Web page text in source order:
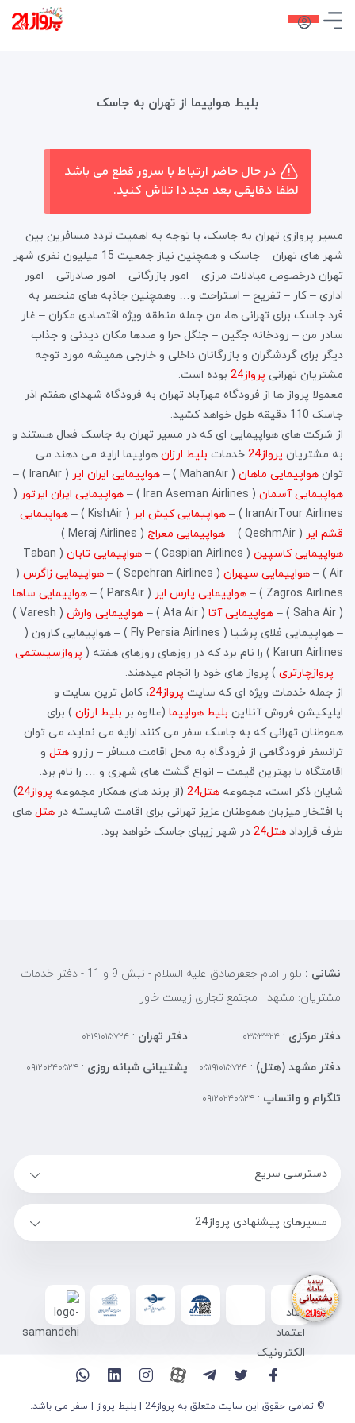
بلیط هواپیما از تهران به جاسک
در حال حاضر ارتباط با سرور قطع می باشد
لطفا دقایقی بعد مجددا تلاش کنید.
مسیر پروازی تهران به جاسک، با توجه به اهمیت تردد مسافرین بین
شهر های تهران – جاسک و همچنین نیاز جمعیت 15 میلیون نفری شهر
تهران درخصوص مبادلات مرزی – امور بازرگانی – امور صادراتی – امور
اداری – کار – تفریح – استراحت و… وهمچنین جاذبه های منحصر به
فرد جاسک برای تهرانی ها، من جمله منطقه ویژه اقتصادی مکران – غار
سادر من – رودخانه جگین – جنگل حرا و صدها مکان دیدنی و جذاب
دیگر برای گردشگران و بازرگانان داخلی و خارجی همیشه مورد توجه
مشتریان تهرانی پرواز24
بوده است.
معمولا پرواز ها از فرودگاه مهرآباد تهران به فرودگاه شهدای هفتم اذر
جاسک 110 دقیقه طول خواهد کشید.
از شرکت های هواپیمایی ای که در مسیر تهران به جاسک فعال هستند و
به مشتریان پرواز24 خدمات بلیط ارزان هواپیما ارایه می دهند می
توان هواپیمایی ماهان ( MahanAir ) – هواپیمایی ایران ایر ( IranAir ) –
هواپیمایی آسمان ( Iran Aseman Airlines ) – هواپیمایی ایران ایرتور (
IranAirTour Airlines ) –
هواپیمایی کیش ایر ( KishAir ) –
هواپیمایی
قشم ایر ( QeshmAir ) – هواپیمایی معراج ( Meraj Airlines ) –
هواپیمایی کاسپین ( Caspian Airlines ) – هواپیمایی تابان
( Taban
Air ) –
هواپیمایی سپهران ( Sepehran Airlines ) – هواپیمایی زاگرس (
Zagros Airlines ) –
هواپیمایی پارس ایر ( ParsAir ) –
هواپیمایی ساها
( Saha Air ) –
هواپیمایی آتا ( Ata Air ) – هواپیمایی وارش
( Varesh )
– هواپیمایی فلای پرشیا ( Fly Persia Airlines ) – هواپیمایی کارون (
Karun Airlines ) را نام برد که در روزهای روزهای هفته (
پروازسیستمی
– پروازچارتری ) پرواز های خود را انجام میدهند.
از جمله خدمات ویژه ای که سایت پرواز24
، کامل ترین سایت و
اپلیکیشن فروش آنلاین بلیط هواپیما (علاوه بر بلیط ارزان ) برای
هموطنان تهرانی که به جاسک سفر می کنند ارایه می نماید، می توان
ترانسفر فرودگاهی از فرودگاه به محل اقامت مسافر – رزرو هتل و
اقامتگاه با بهترین قیمت – انواع گشت های شهری و … را نام برد.
شایان ذکر است، مجموعه هتل24 (از برند های همکار مجموعه پرواز24
)
با افتخار میزبان هموطنان عزیز تهرانی برای اقامت شایسته در هتل های
طرف قرارداد هتل24 در شهر زیبای جاسک خواهد بود.
نشانی :
بلوار امام جعفرصادق علیه السلام - نبش 9 و 11 - دفتر خدمات
مشتریان: مشهد - مجتمع تجاری زیست خاور
دفتر مرکزی : ۰۳۵۳۳۲۴ دفتر تهران :۰۲۱۹۱۰۱۵۷۲۴
دفتر مشهد (هتل) : ۰۵۱۹۱۰۱۵۷۲۴ پشتیبانی شبانه روزی :۰۹۱۲۰۲۴۰۵۲۴
تلگرام و واتساپ : ۰۹۱۲۰۲۴۰۵۲۴
دسترسی سریع
مسیرهای پیشنهادی پرواز24
© تمامی حقوق این سایت متعلق به پرواز24 | بلیط پرواز | سفر می باشد.